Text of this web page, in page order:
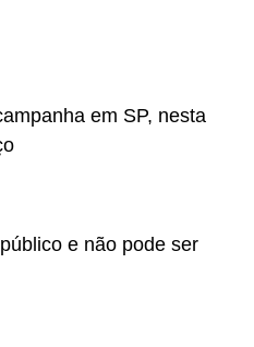
em SP, nesta
e não pode ser